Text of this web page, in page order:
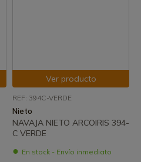
Ver producto
REF: 394C-VERDE
Nieto
NAVAJA NIETO ARCOIRIS 394-
C VERDE
En stock - Envío inmediato